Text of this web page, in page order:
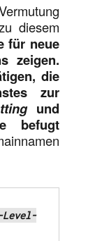
diesem
für neue
zeigen.
die
zur
und
befugt
Level-